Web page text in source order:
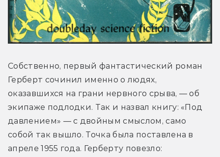
Собственно, первый фантастический роман
Герберт сочинил именно о людях,
оказавшихся на грани нервного срыва, — об
экипаже подлодки. Так и назвал книгу: «Под
давлением» — с двойным смыслом, само
собой так вышло. Точка была поставлена в
апреле 1955 года. Герберту повезло: